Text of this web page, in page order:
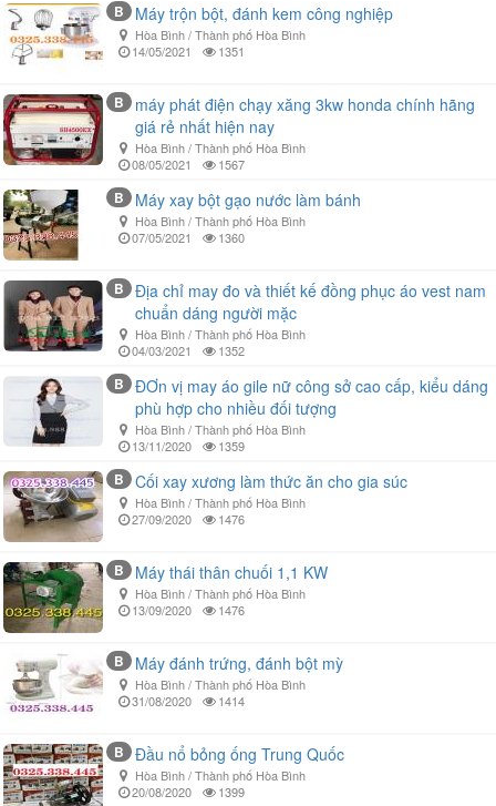
B Máy trộn bột, đánh kem công nghiệp
Hòa Bình / Thành phố Hòa Bình
14/05/2021
1351
B
máy phát điện chạy xăng 3kw honda chính hãng
giá rẻ nhất hiện nay
Hòa Bình / Thành phố Hòa Bình
08/05/2021
1567
B Máy xay bột gạo nước làm bánh
Hòa Bình / Thành phố Hòa Bình
07/05/2021
1360
B
Địa chỉ may đo và thiết kế đồng phục áo vest nam
chuẩn dáng người mặc
Hòa Bình / Thành phố Hòa Bình
04/03/2021
1352
B
ĐƠn vị may áo gile nữ công sở cao cấp, kiểu dáng
phù hợp cho nhiều đối tượng
Hòa Bình / Thành phố Hòa Bình
13/11/2020
1359
B Cối xay xương làm thức ăn cho gia súc
Hòa Bình / Thành phố Hòa Bình
27/09/2020
1476
B Máy thái thân chuối 1,1 KW
Hòa Bình / Thành phố Hòa Bình
13/09/2020
1476
B Máy đánh trứng, đánh bột mỳ
Hòa Bình / Thành phố Hòa Bình
31/08/2020
1414
B Đầu nổ bỏng ống Trung Quốc
Hòa Bình / Thành phố Hòa Bình
20/08/2020
1399